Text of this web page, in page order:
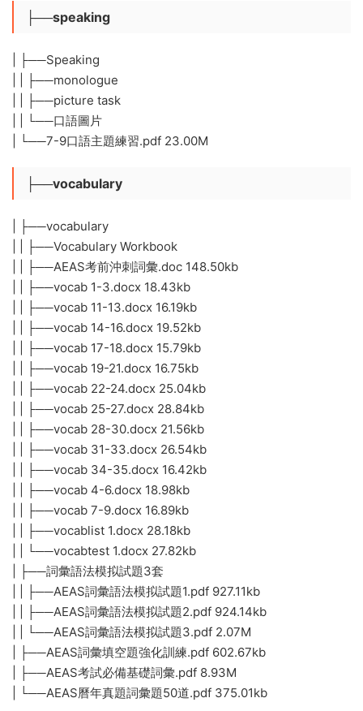
├──speaking
| ├──Speaking
| | ├──monologue
| | ├──picture task
| | └──口語圖片
| └──7-9口語主題練習.pdf 23.00M
├──vocabulary
| ├──vocabulary
| | ├──Vocabulary Workbook
| | ├──AEAS考前沖刺詞彙.doc 148.50kb
| | ├──vocab 1-3.docx 18.43kb
| | ├──vocab 11-13.docx 16.19kb
| | ├──vocab 14-16.docx 19.52kb
| | ├──vocab 17-18.docx 15.79kb
| | ├──vocab 19-21.docx 16.75kb
| | ├──vocab 22-24.docx 25.04kb
| | ├──vocab 25-27.docx 28.84kb
| | ├──vocab 28-30.docx 21.56kb
| | ├──vocab 31-33.docx 26.54kb
| | ├──vocab 34-35.docx 16.42kb
| | ├──vocab 4-6.docx 18.98kb
| | ├──vocab 7-9.docx 16.89kb
| | ├──vocablist 1.docx 28.18kb
| | └──vocabtest 1.docx 27.82kb
| ├──詞彙語法模拟試題3套
| | ├──AEAS詞彙語法模拟試題1.pdf 927.11kb
| | ├──AEAS詞彙語法模拟試題2.pdf 924.14kb
| | └──AEAS詞彙語法模拟試題3.pdf 2.07M
| ├──AEAS詞彙填空題強化訓練.pdf 602.67kb
| ├──AEAS考試必備基礎詞彙.pdf 8.93M
| └──AEAS曆年真題詞彙題50道.pdf 375.01kb